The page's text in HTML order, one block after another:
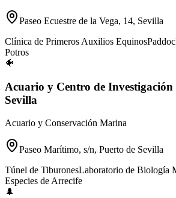
Paseo Ecuestre de la Vega, 14, Sevilla
Clínica de Primeros Auxilios Equinos
Potros
🐠
Acuario y Centro de Investigación
Sevilla
Acuario y Conservación Marina
Paseo Marítimo, s/n, Puerto de Sevilla
Túnel de TiburonesLaboratorio de Biología
Especies de Arrecife
🌲